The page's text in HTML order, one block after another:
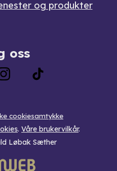
og produkter
oss
cookiesamtykke
. Våre brukervilkår.
Løbak Sæther